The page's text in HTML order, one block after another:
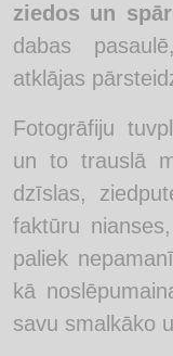
ziedos un
dabas
atklājas
Fotogrāfiju
un to trauslā
dzīslas,
faktūru
paliek
kā
savu smalkāko